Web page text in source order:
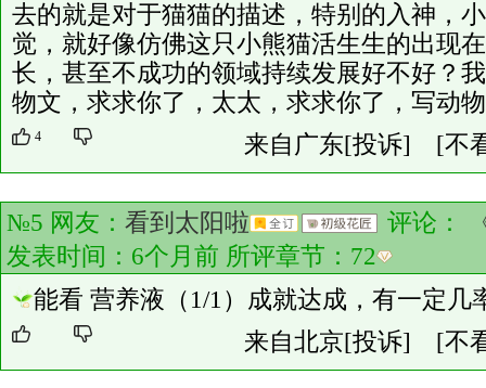
去的就是对于猫猫的描述，特别的入神，
觉，就好像仿佛这只小熊猫活生生的出现
长，甚至不成功的领域持续发展好不好？
物文，求求你了，太太，求求你了，写动
4 来自广东[投诉] [不
№5 网友： 看到太阳啦 评论：
发表时间：6个月前 所评章节： 72
能看 营养液（1/1）成就达成，有一定几
来自北京[投诉] [不